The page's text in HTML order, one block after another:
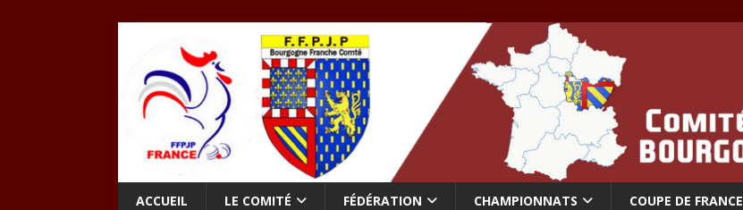
ACCUEIL LE COMITÉ FÉDÉRATION CHAMPIONNATS COUPE DE FRANCE